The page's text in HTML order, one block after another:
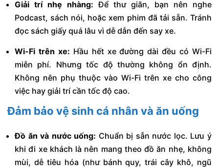
Giải trí nhẹ nhàng: Để thư giãn, bạn nên nghe
Podcast, sách nói, hoặc xem phim đã tải sẵn. Tránh
đọc sách giấy quá lâu vì dễ dẫn đến say xe.
Wi-Fi trên xe: Hầu hết xe đường dài đều có Wi-Fi
miễn phí. Nhưng tốc độ thường không ổn định.
Không nên phụ thuộc vào Wi-Fi trên xe cho công
việc hay giải trí cần tốc độ cao.
Đảm bảo vệ sinh cá nhân và ăn uống
Đồ ăn và nước uống: Chuẩn bị sẵn nước lọc. Lưu ý
khi đi xe khách là nên mang theo đồ ăn nhẹ, không
mùi, dễ tiêu hóa (như bánh quy, trái cây khô, ngũ